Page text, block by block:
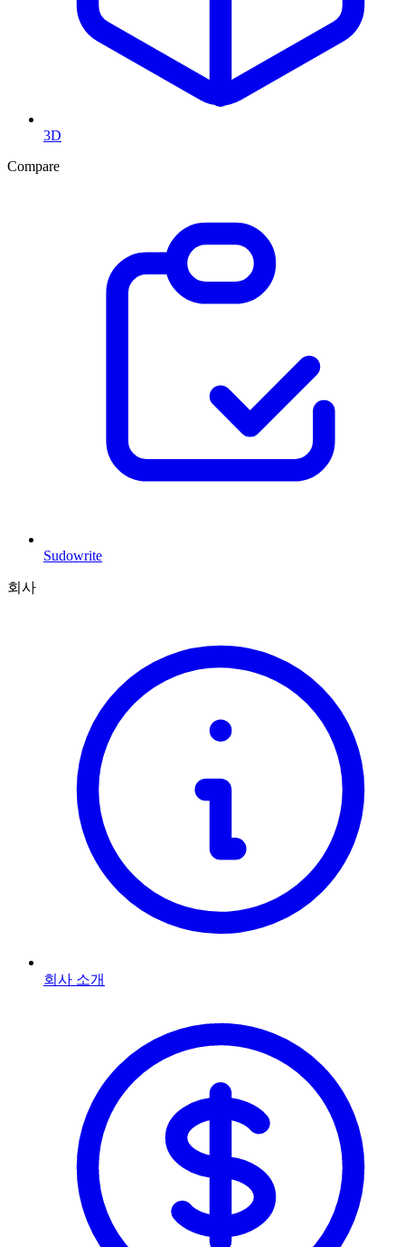
3D
Compare
Sudowrite
회사
회사 소개